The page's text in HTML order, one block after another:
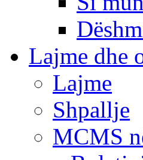
Lajme dhe
Lajme
Shpallje
MCMS